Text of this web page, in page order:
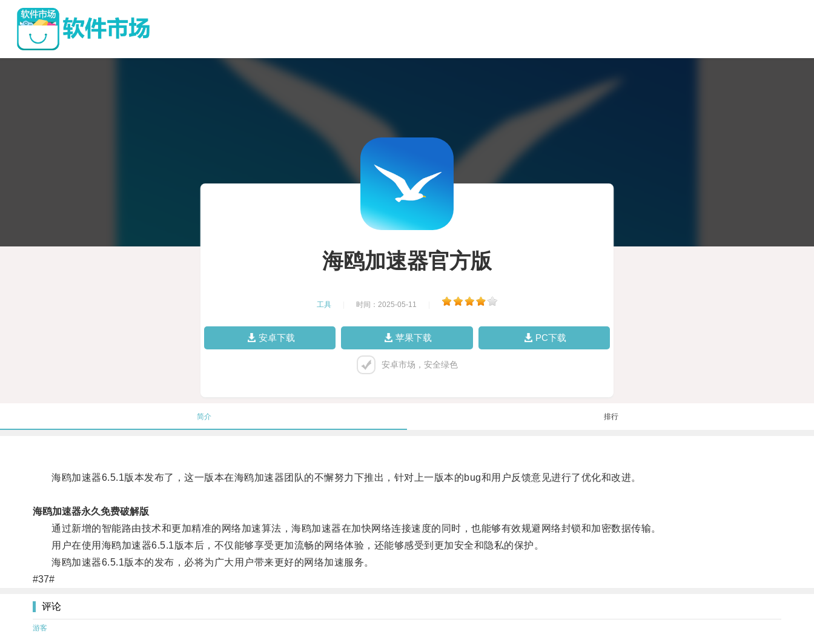
海鸥加速器官方版
工具 时间：2025-05-11
安卓下载 苹果下载 PC下载
安卓市场，安全绿色
简介 排行
海鸥加速器6.5.1版本发布了，这一版本在海鸥加速器团队的不懈努力下推出，针对上一版本的bug和用户反馈意见进行了优化和改进。
海鸥加速器永久免费破解版
通过新增的智能路由技术和更加精准的网络加速算法，海鸥加速器在加快网络连接速度的同时，也能够有效规避网络封锁和加密数据传输。
用户在使用海鸥加速器6.5.1版本后，不仅能够享受更加流畅的网络体验，还能够感受到更加安全和隐私的保护。
海鸥加速器6.5.1版本的发布，必将为广大用户带来更好的网络加速服务。
#37#
评论
游客